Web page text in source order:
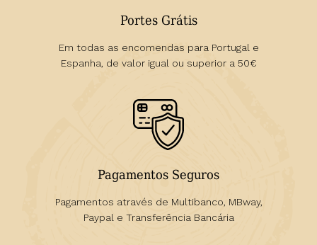
Portes Grátis
Em todas as encomendas para Portugal e
Espanha, de valor igual ou superior a 50€
Pagamentos Seguros
Pagamentos através de Multibanco, MBway,
Paypal e Transferência Bancária